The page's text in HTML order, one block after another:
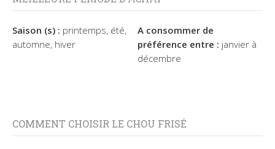
Saison (s) : printemps, été,
automne, hiver
A consommer de
préférence entre : janvier à
décembre
COMMENT CHOISIR LE CHOU FRISÉ